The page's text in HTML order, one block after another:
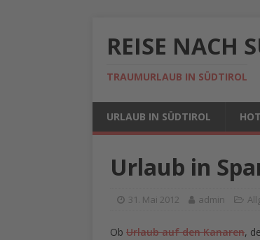
REISE NACH
TRAUMURLAUB IN SÜDTIROL
URLAUB IN SÜDTIROL
Urlaub in
31. Mai 2012 admin
Ob Urlaub auf den Kanaren,